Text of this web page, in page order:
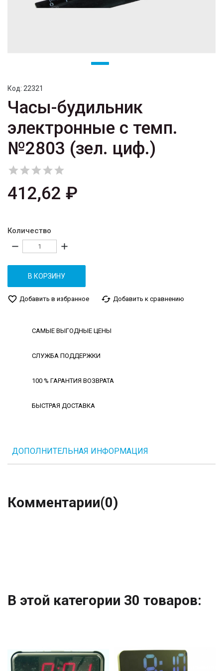
Код: 22321
Часы-будильник
электронные с темп.
№2803 (зел. циф.)

412,62 ₽
Количество
remove add
В КОРЗИНУ
favorite_border Добавить в избранное cached Добавить к сравнению
САМЫЕ ВЫГОДНЫЕ ЦЕНЫ
СЛУЖБА ПОДДЕРЖКИ
100 % ГАРАНТИЯ ВОЗВРАТА
БЫСТРАЯ ДОСТАВКА
ДОПОЛНИТЕЛЬНАЯ ИНФОРМАЦИЯ
Комментарии(0)
В этой категории 30 товаров: